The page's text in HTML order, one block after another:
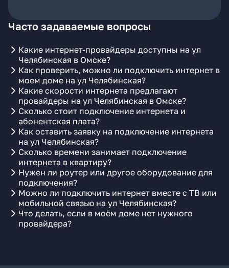
Часто задаваемые вопросы
Какие интернет-провайдеры доступны на ул
Челябинская в Омске?
Как проверить, можно ли подключить интернет в
моем доме на ул Челябинская?
Какие скорости интернета предлагают
провайдеры на ул Челябинская в Омске?
Сколько стоит подключение интернета и
абонентская плата?
Как оставить заявку на подключение интернета
на ул Челябинская?
Сколько времени занимает подключение
интернета в квартиру?
Нужен ли роутер или другое оборудование для
подключения?
Можно ли подключить интернет вместе с ТВ или
мобильной связью на ул Челябинская?
Что делать, если в моём доме нет нужного
провайдера?